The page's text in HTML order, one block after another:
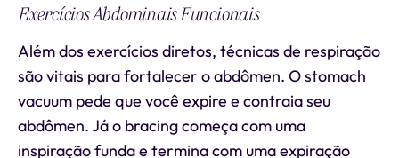
Exercícios Abdominais Funcionais
Além dos exercícios diretos, técnicas de respiração
são vitais para fortalecer o abdômen. O stomach
vacuum pede que você expire e contraia seu
abdômen. Já o bracing começa com uma
inspiração funda e termina com uma expiração